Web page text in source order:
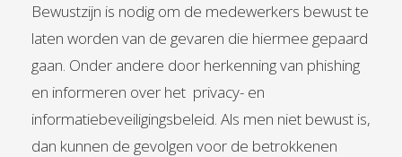
Bewustzijn is nodig om de medewerkers bewust te
laten worden van de gevaren die hiermee gepaard
gaan. Onder andere door herkenning van phishing
en informeren over het privacy- en
informatiebeveiligingsbeleid. Als men niet bewust is,
dan kunnen de gevolgen voor de betrokkenen